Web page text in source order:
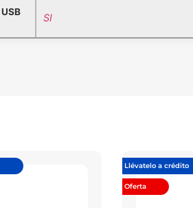
SI
Llévatelo a crédito
Oferta